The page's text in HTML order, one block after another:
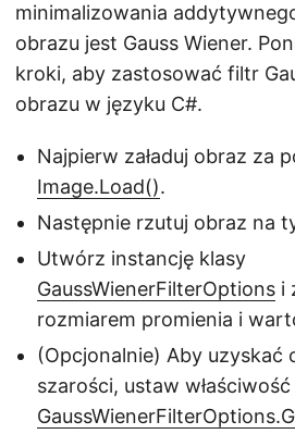
minimalizowania
obrazu jest Gauss Wiener.
kroki, aby zastosować filtr
obrazu w języku C#.
Najpierw załaduj obraz za
Image.Load().
Następnie rzutuj obraz na
Utwórz instancję klasy
GaussWienerFilterOptions i
rozmiarem promienia i
(Opcjonalnie) Aby uzyskać
szarości, ustaw właściwość